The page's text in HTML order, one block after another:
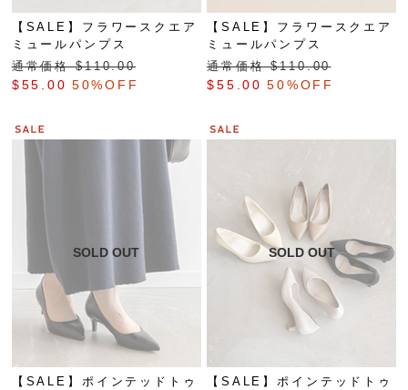
【SALE】フラワースクエア
ミュールパンプス
通常価格 $‌110.00
$‌55.00 50%OFF
【SALE】フラワースクエア
ミュールパンプス
通常価格 $‌110.00
$‌55.00 50%OFF
【SALE】ポインテッドトゥ
【SALE】ポインテッドトゥ